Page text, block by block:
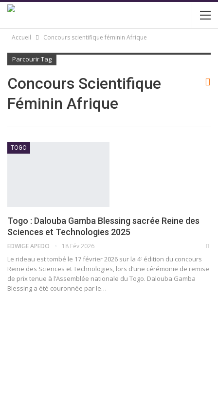
Accueil Concours scientifique féminin Afrique
Parcourir Tag
Concours Scientifique
Féminin Afrique
TOGO
Togo : Dalouba Gamba Blessing sacrée Reine des
Sciences et Technologies 2025
EDWIGE APEDO 18 Fév 2026
Le rideau est tombé le 17 février 2026 sur la 4ᵉ édition du concours
Reine des Sciences et Technologies, lors d’une cérémonie de remise
de prix tenue à l’Assemblée nationale du Togo. Dalouba Gamba
Blessing a été couronnée par le…